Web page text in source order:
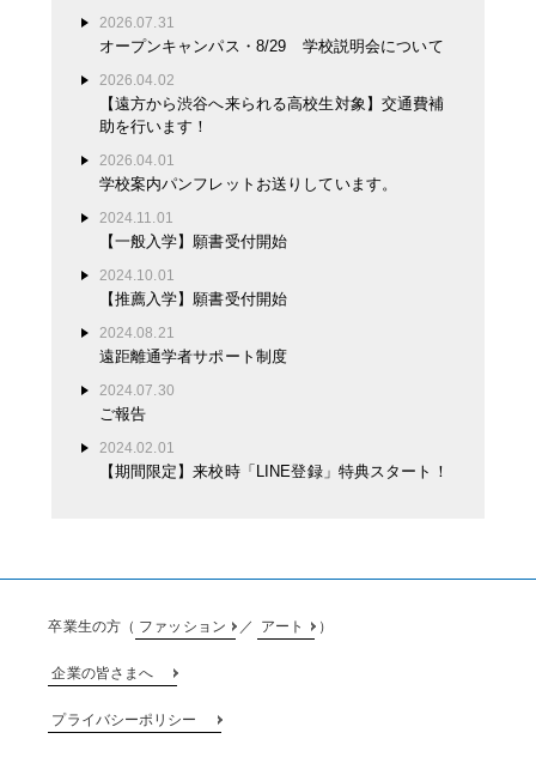
2026.07.31
オープンキャンパス・8/29 学校説明会について
2026.04.02
【遠方から渋谷へ来られる高校生対象】交通費補
助を行います！
2026.04.01
学校案内パンフレットお送りしています。
2024.11.01
【一般入学】願書受付開始
2024.10.01
【推薦入学】願書受付開始
2024.08.21
遠距離通学者サポート制度
2024.07.30
ご報告
2024.02.01
【期間限定】来校時「LINE登録」特典スタート！
卒業生の方（ ファッション ／ アート ）
企業の皆さまへ
プライバシーポリシー